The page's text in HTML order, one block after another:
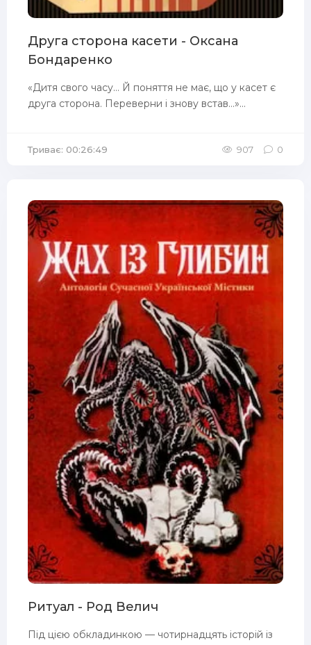
Друга сторона касети - Оксана
Бондаренко
«Дитя свого часу… Й поняття не має, що у касет є
друга сторона. Переверни і знову встав…»...
Триває: 00:26:49 907 0
Ритуал - Род Велич
Під цією обкладинкою — чотирнадцять історій із